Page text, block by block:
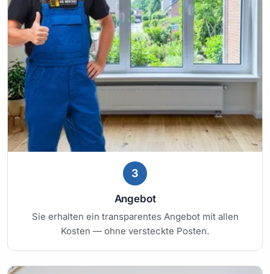
3
Angebot
Sie erhalten ein transparentes Angebot mit allen
Kosten — ohne versteckte Posten.